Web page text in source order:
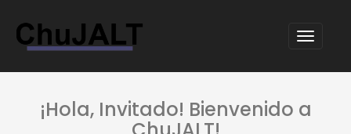
¡Hola, Invitado! Bienvenido a